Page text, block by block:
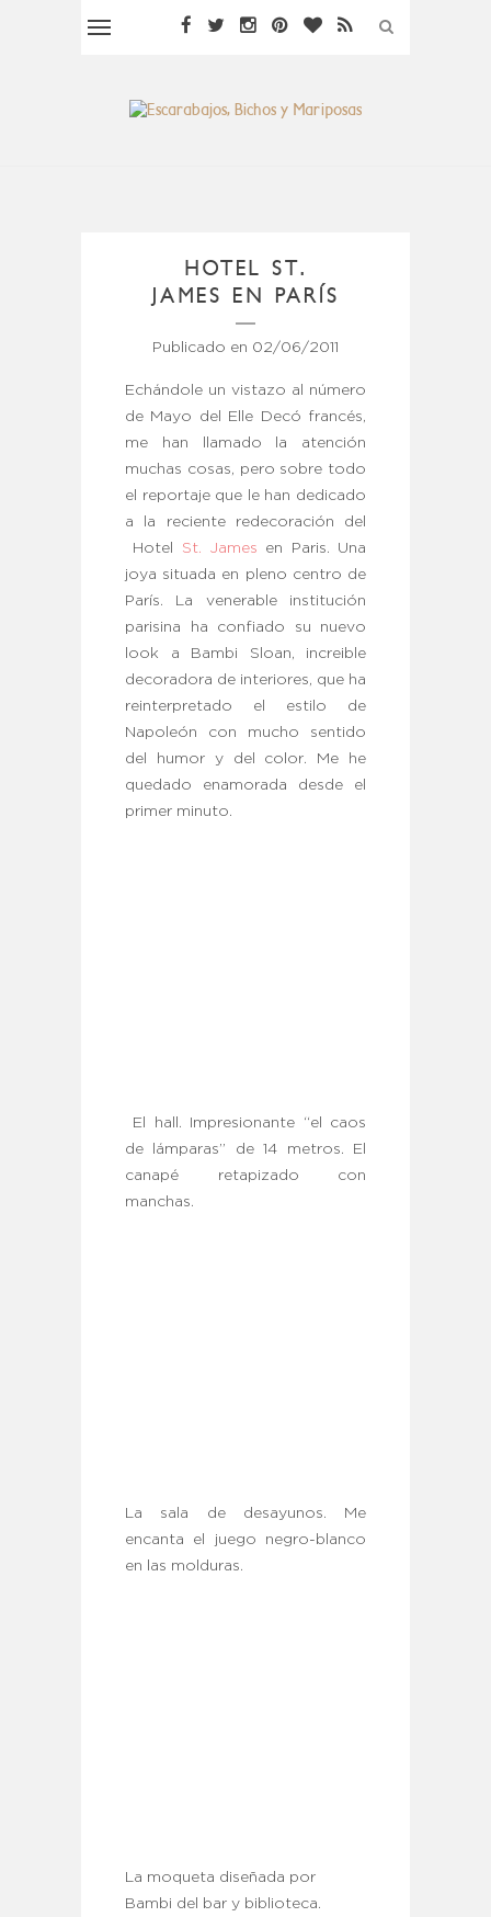
HOTEL ST.
JAMES EN PARÍS
Publicado en 02/06/2011
Echándole un vistazo al número
de Mayo del Elle Decó francés,
me han llamado la atención
muchas cosas, pero sobre todo
el reportaje que le han dedicado
a la reciente redecoración del
Hotel
St. James en Paris. Una
joya situada en pleno centro de
París. La venerable institución
parisina ha confiado su nuevo
look a Bambi Sloan, increible
decoradora de interiores, que ha
reinterpretado el estilo de
Napoleón con mucho sentido
del humor y del color. Me he
quedado enamorada desde el
primer minuto.
El hall. Impresionante “el caos
de lámparas” de 14 metros. El
canapé retapizado con
manchas.
La sala de desayunos. Me
encanta el juego negro-blanco
en las molduras.
La moqueta diseñada por
Bambi del bar y biblioteca.